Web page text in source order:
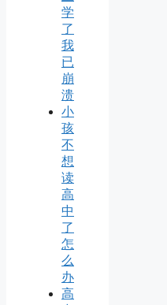
学
了
我
已
崩
溃
小
孩
不
想
读
高
中
了
怎
么
办
高